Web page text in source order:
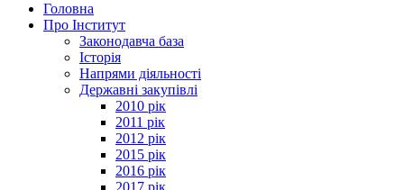
Головна
Про Інститут
Законодавча база
Історія
Напрями діяльності
Державні закупівлі
2010 рік
2011 рік
2012 рік
2015 рік
2016 рік
2017 рік